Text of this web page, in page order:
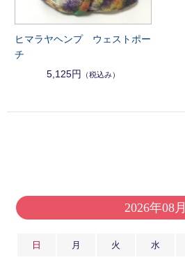
ヒマラヤヘンプ ウェストポー
チ
5,125円
（税込み）
2026年08月
日 月 火 水